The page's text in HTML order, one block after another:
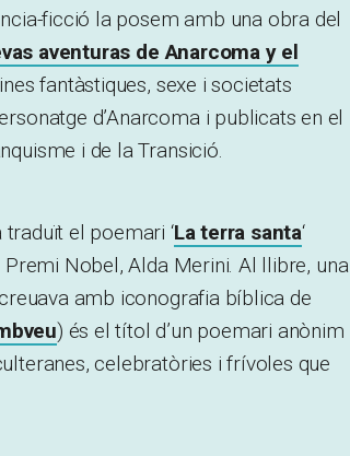
ficció la posem amb una obra del
aventuras de Anarcoma y el
fantàstiques, sexe i societats
d’Anarcoma i publicats en el
i de la Transició.
el poemari ‘La terra santa‘
Nobel, Alda Merini. Al llibre, una
amb iconografia bíblica de
) és el títol d’un poemari anònim
celebratòries i frívoles que